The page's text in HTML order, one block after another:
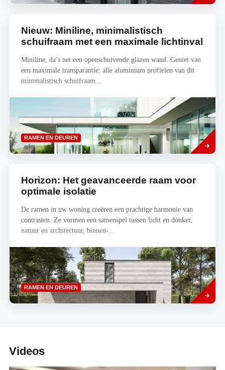
Nieuw: Miniline, minimalistisch
schuifraam met een maximale lichtinval
Miniline, da’s net een openschuivende glazen wand. Geniet van
een maximale transparantie: alle aluminium profielen van dit
minimalistisch schuifraam...
RAMEN EN DEUREN
Lees
meer
Horizon: Het geavanceerde raam voor
optimale isolatie
De ramen in uw woning creëren een prachtige harmonie van
contrasten. Ze vormen een samenspel tussen licht en donker,
natuur en architectuur, binnen-...
RAMEN EN DEUREN
Read
more
Videos